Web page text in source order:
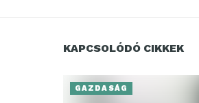
KAPCSOLÓDÓ CIKKEK
GAZDASÁG